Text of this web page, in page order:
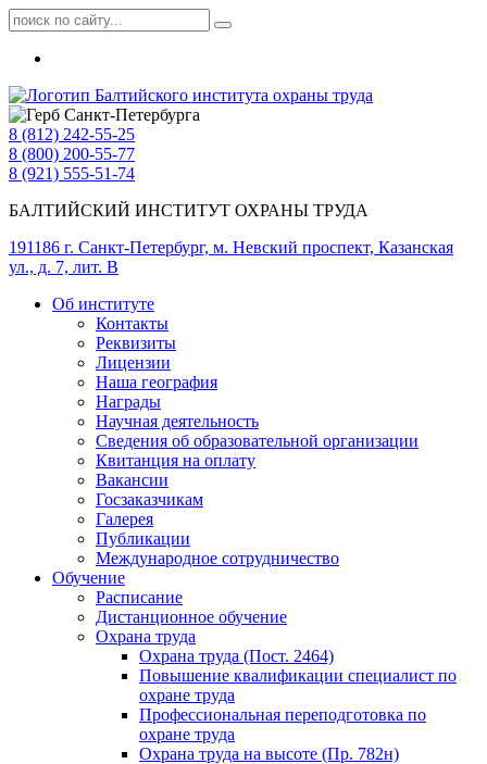
8 (812) 242-55-25
8 (800) 200-55-77
8 (921) 555-51-74
БАЛТИЙСКИЙ ИНСТИТУТ ОХРАНЫ ТРУДА
191186 г. Санкт-Петербург, м. Невский проспект, Казанская
ул., д. 7, лит. В
Об институте
Контакты
Реквизиты
Лицензии
Наша география
Награды
Научная деятельность
Сведения об образовательной организации
Квитанция на оплату
Вакансии
Госзаказчикам
Галерея
Публикации
Международное сотрудничество
Обучение
Расписание
Дистанционное обучение
Охрана труда
Охрана труда (Пост. 2464)
Повышение квалификации специалист по
охране труда
Профессиональная переподготовка по
охране труда
Охрана труда на высоте (Пр. 782н)